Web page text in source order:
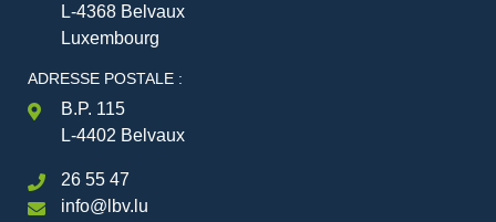
L-4368 Belvaux
Luxembourg
ADRESSE POSTALE :
B.P. 115
L-4402 Belvaux
26 55 47
info@lbv.lu